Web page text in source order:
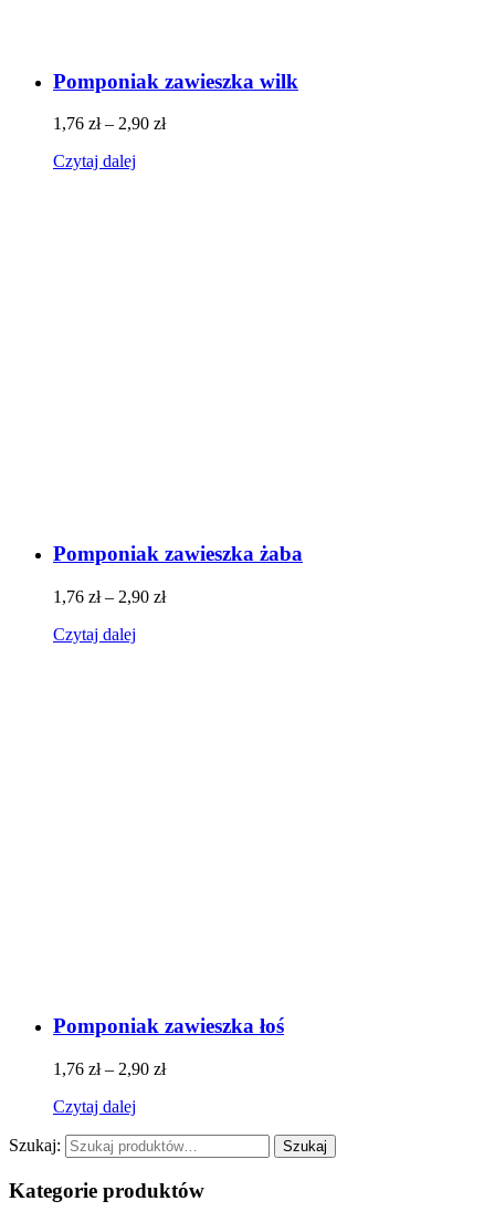
Pomponiak zawieszka wilk
1,76 zł– 2,90 zł
Czytaj dalej
Pomponiak zawieszka żaba
1,76 zł– 2,90 zł
Czytaj dalej
Pomponiak zawieszka łoś
1,76 zł– 2,90 zł
Czytaj dalej
Szukaj: Szukaj
Kategorie produktów